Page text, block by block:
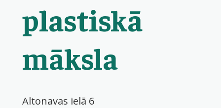
plastiskā
māksla
Altonavas ielā 6